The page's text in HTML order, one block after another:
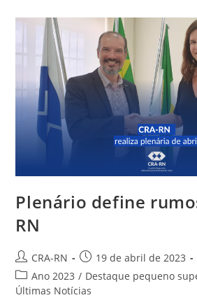
Vai
Intensificar
A
Fiscalização
Profissional
Plenário define
RN
Autor
do
post:
CRA-RN
Post
publicado:
19 de abril de 2023
Categoria
do
Ano 2023 / Destaque pequeno
Últimas Notícias